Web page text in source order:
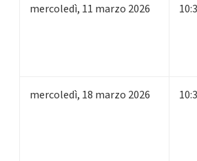
mercoledì, 11 marzo 2026
mercoledì, 18 marzo 2026